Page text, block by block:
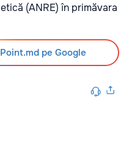
(ANRE) în primăvara
pe Google